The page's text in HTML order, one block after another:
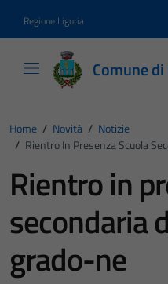
Regione Liguria
Comune
Home / Novità / Notizie
/ Rientro In Presenza Scuola
Rientro in
secondaria
grado-ne